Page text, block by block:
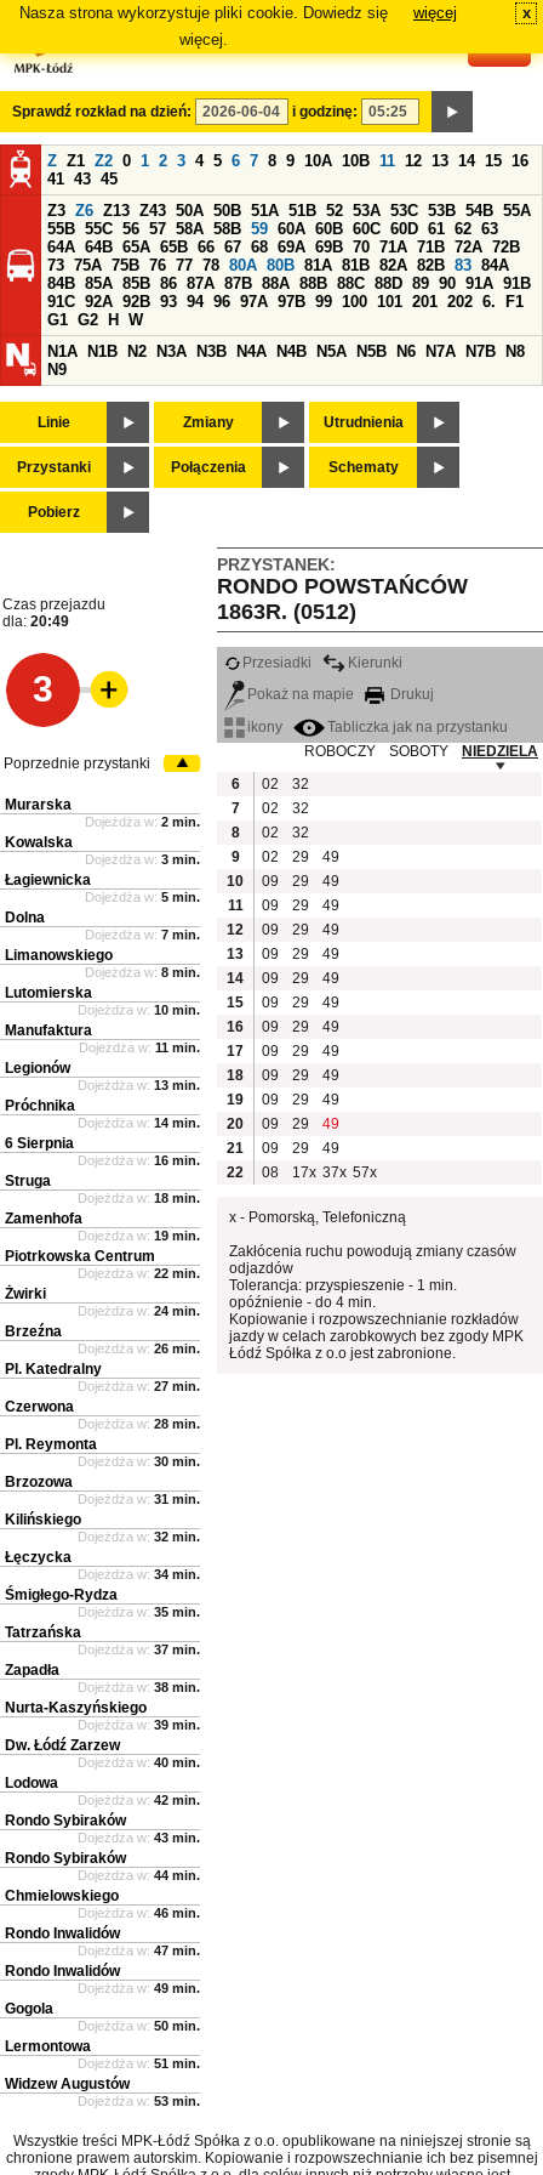
Nasza strona wykorzystuje pliki cookie. Dowiedz się
więcej.
więcej x
Sprawdź rozkład na dzień: i godzinę:
Z Z1 Z2 0 1 2 3 4 5 6 7 8 9 10A 10B 11 12 13 14 15 16
41 43 45
Z3 Z6 Z13 Z43 50A 50B 51A 51B 52 53A 53C 53B 54B 55A
55B 55C 56 57 58A 58B 59 60A 60B 60C 60D 61 62 63
64A 64B 65A 65B 66 67 68 69A 69B 70 71A 71B 72A 72B
73 75A 75B 76 77 78 80A 80B 81A 81B 82A 82B 83 84A
84B 85A 85B 86 87A 87B 88A 88B 88C 88D 89 90 91A 91B
91C 92A 92B 93 94 96 97A 97B 99 100 101 201 202 6.
F1
G1 G2 H
W
N1A
N1B N2 N3A N3B N4A N4B N5A N5B N6 N7A N7B
N8
N9
Linie Zmiany Utrudnienia
Przystanki Połączenia Schematy
Pobierz
PRZYSTANEK:
RONDO POWSTAŃCÓW
1863R. (0512)
Czas przejazdu
dla: 20:49
3
Przesiadki
Kierunki
Pokaż na mapie
Drukuj
ikony
Tabliczka jak na przystanku
ROBOCZY
SOBOTY
NIEDZIELA
6
02
32
7
02
32
8
02
32
9
02 29
49
10
09 29
49
11
09 29
49
12
09 29
49
13
09 29
49
14
09 29
49
15
09 29
49
16
09 29
49
17
09 29
49
18
09 29
49
19
09 29
49
20
09 29
49
21
09 29
49
22
08 17x 37x 57x
x - Pomorską, Telefoniczną
Zakłócenia ruchu powodują zmiany czasów
odjazdów
Tolerancja: przyspieszenie - 1 min.
opóźnienie - do 4 min.
Kopiowanie i rozpowszechnianie rozkładów
jazdy w celach zarobkowych bez zgody MPK
Łódź Spółka z o.o jest zabronione.
Poprzednie przystanki
Murarska
Dojeżdża w: 2 min.
Kowalska
Dojeżdża w: 3 min.
Łagiewnicka
Dojeżdża w: 5 min.
Dolna
Dojeżdża w: 7 min.
Limanowskiego
Dojeżdża w: 8 min.
Lutomierska
Dojeżdża w: 10 min.
Manufaktura
Dojeżdża w: 11 min.
Legionów
Dojeżdża w: 13 min.
Próchnika
Dojeżdża w: 14 min.
6 Sierpnia
Dojeżdża w: 16 min.
Struga
Dojeżdża w: 18 min.
Zamenhofa
Dojeżdża w: 19 min.
Piotrkowska Centrum
Dojeżdża w: 22 min.
Żwirki
Dojeżdża w: 24 min.
Brzeźna
Dojeżdża w: 26 min.
Pl. Katedralny
Dojeżdża w: 27 min.
Czerwona
Dojeżdża w: 28 min.
Pl. Reymonta
Dojeżdża w: 30 min.
Brzozowa
Dojeżdża w: 31 min.
Kilińskiego
Dojeżdża w: 32 min.
Łęczycka
Dojeżdża w: 34 min.
Śmigłego-Rydza
Dojeżdża w: 35 min.
Tatrzańska
Dojeżdża w: 37 min.
Zapadła
Dojeżdża w: 38 min.
Nurta-Kaszyńskiego
Dojeżdża w: 39 min.
Dw. Łódź Zarzew
Dojeżdża w: 40 min.
Lodowa
Dojeżdża w: 42 min.
Rondo Sybiraków
Dojeżdża w: 43 min.
Rondo Sybiraków
Dojeżdża w: 44 min.
Chmielowskiego
Dojeżdża w: 46 min.
Rondo Inwalidów
Dojeżdża w: 47 min.
Rondo Inwalidów
Dojeżdża w: 49 min.
Gogola
Dojeżdża w: 50 min.
Lermontowa
Dojeżdża w: 51 min.
Widzew Augustów
Dojeżdża w: 53 min.
Wszystkie treści MPK-Łódź Spółka z o.o. opublikowane na niniejszej stronie są
chronione prawem autorskim. Kopiowanie i rozpowszechnianie ich bez pisemnej